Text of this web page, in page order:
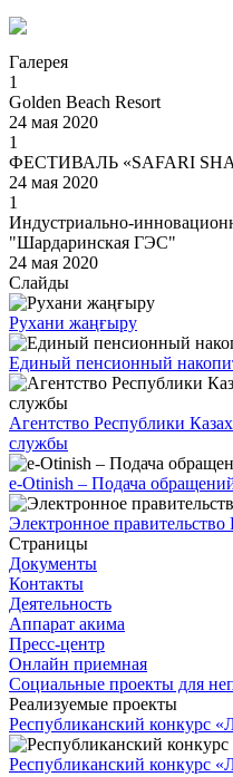
Галерея
1
Golden Beach Resort
24 мая 2020
1
ФЕСТИВАЛЬ «SAFARI
24 мая 2020
1
Индустриально-
"Шардаринская ГЭС"
24 мая 2020
Слайды
Рухани жаңғыру
Единый пенсионный
Агентство Республики
службы
e-Otinish – Подача
Электронное правительство
Страницы
Документы
Контакты
Деятельность
Аппарат акима
Пресс-центр
Онлайн приемная
Социальные проекты для
Реализуемые проекты
Республиканский конкурс
Республиканский конкурс